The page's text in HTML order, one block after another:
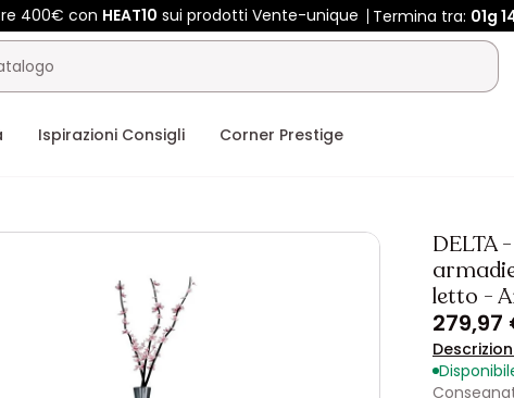
400€ con HEAT10 sui prodotti Vente-unique Termina tra: 01g
Ispirazioni Consigli Corner Prestige
DELTA
letto -
279,97